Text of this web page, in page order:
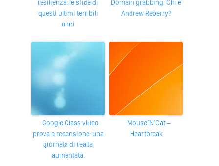
resilienza: le sfide di
questi ultimi terribili
anni
Domain grabbing. Chi è
Andrew Reberry?
Google Glass video
prova e recensione: una
giornata di realtà
aumentata.
Mouse’N’Cat –
Heartbreak